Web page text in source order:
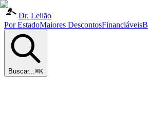
Dr. Leilão
Por EstadoMaiores DescontosFinanciáveis
Buscar...⌘K